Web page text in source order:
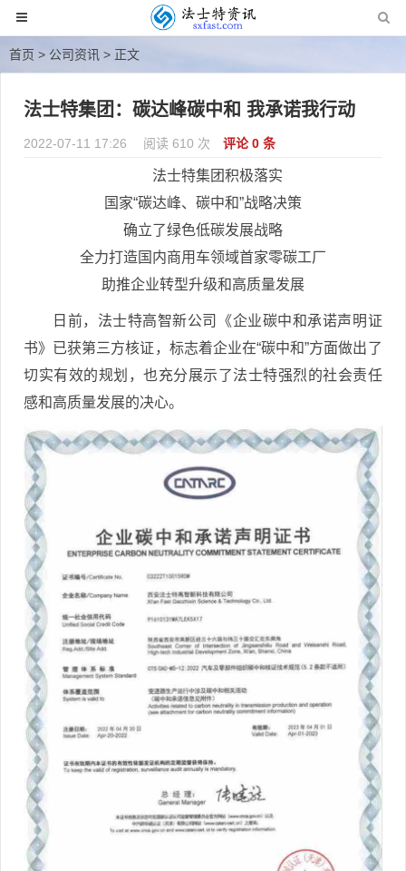
首页 > 公司资讯 > 正文
法士特集团：碳达峰碳中和 我承诺我行动
2022-07-11 17:26 阅读 610 次 评论 0 条
法士特集团积极落实
国家“碳达峰、碳中和”战略决策
确立了绿色低碳发展战略
全力打造国内商用车领域首家零碳工厂
助推企业转型升级和高质量发展
日前，法士特高智新公司《企业碳中和承诺声明证
书》已获第三方核证，标志着企业在“碳中和”方面做出了
切实有效的规划，也充分展示了法士特强烈的社会责任
感和高质量发展的决心。